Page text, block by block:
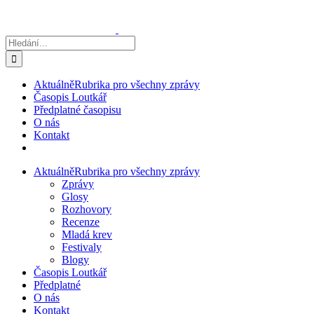
obsah
Hledat:
AktuálněRubrika pro všechny zprávy
Časopis Loutkář
Předplatné časopisu
O nás
Kontakt
AktuálněRubrika pro všechny zprávy
Zprávy
Glosy
Rozhovory
Recenze
Mladá krev
Festivaly
Blogy
Časopis Loutkář
Předplatné
O nás
Kontakt